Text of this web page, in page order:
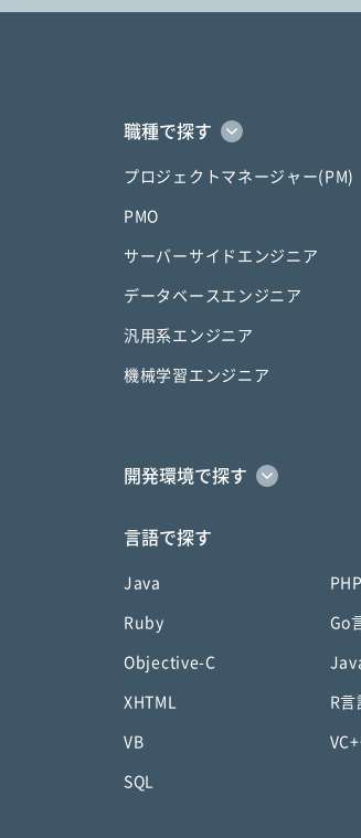
職種で探す
プロジェクトマネージャー(PM)
PMO
サーバーサイドエンジニア
データベースエンジニア
汎用系エンジニア
機械学習エンジニア
開発環境で探す
言語で探す
Java PHP
Ruby Go
Objective-C
XHTML R言
VB
SQL